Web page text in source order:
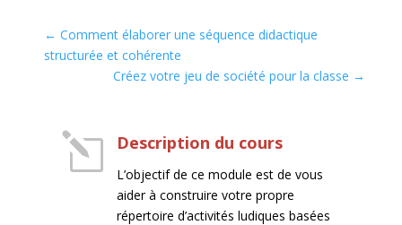
← Comment élaborer une séquence didactique
structurée et cohérente
Créez votre jeu de société pour la classe →
l Description du cours
L’objectif de ce module est de vous
aider à construire votre propre
répertoire d’activités ludiques basées